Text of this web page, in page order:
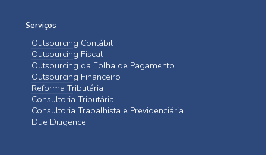
Serviços
Outsourcing Contábil
Outsourcing Fiscal
Outsourcing da Folha de Pagamento
Outsourcing Financeiro
Reforma Tributária
Consultoria Tributária
Consultoria Trabalhista e Previdenciária
Due Diligence